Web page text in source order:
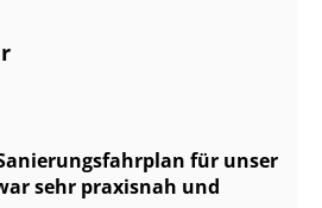
für unser
sehr praxisnah und